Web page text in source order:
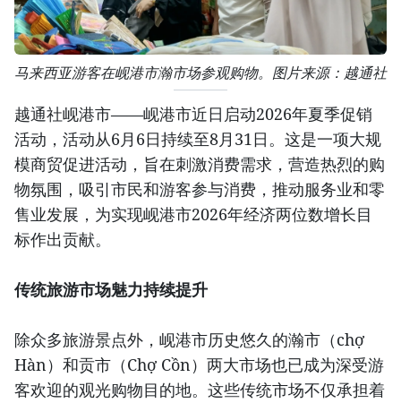
马来西亚游客在岘港市瀚市场参观购物。图片来源：越通社
越通社岘港市——岘港市近日启动2026年夏季促销
活动，活动从6月6日持续至8月31日。这是一项大规
模商贸促进活动，旨在刺激消费需求，营造热烈的购
物氛围，吸引市民和游客参与消费，推动服务业和零
售业发展，为实现岘港市2026年经济两位数增长目
标作出贡献。
传统旅游市场魅力持续提升
除众多旅游景点外，岘港市历史悠久的瀚市（chợ
Hàn）和贡市（Chợ Cồn）两大市场也已成为深受游
客欢迎的观光购物目的地。这些传统市场不仅承担着